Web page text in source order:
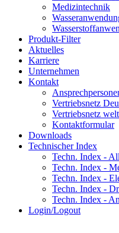
Medizintechnik
Produkt-Filter
Aktuelles
Karriere
Unternehmen
Kontakt
Vertriebsnetz
Vertriebsnetz
Kontaktformular
Downloads
Technischer Index
Techn. Index -
Techn. Index -
Techn. Index -
Techn. Index -
Techn. Index -
Login/Logout